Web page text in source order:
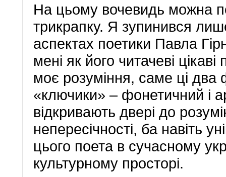
На цьому вочевидь можна
трикрапку. Я зупинився
аспектах поетики Павла
мені як його читачеві
моє розуміння, саме ці два
«ключики» – фонетичний і
відкривають двері до
непересічності, ба навіть
цього поета в сучасному
культурному просторі.